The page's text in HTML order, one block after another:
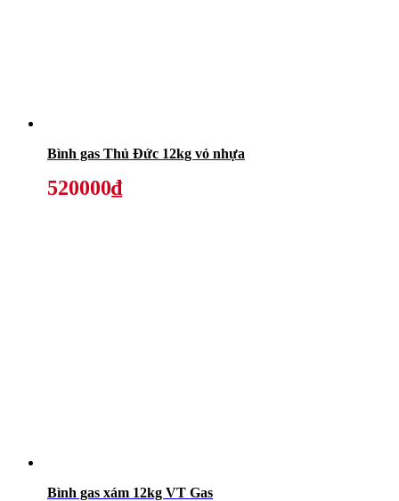
Bình gas Thủ Đức 12kg vỏ nhựa
520000₫
Bình gas xám 12kg VT Gas